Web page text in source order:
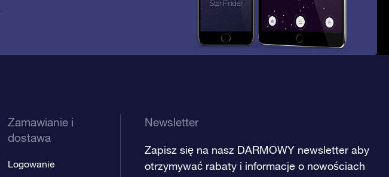
Zamawianie i
dostawa
Logowanie
Newsletter
Zapisz się na nasz DARMOWY newsletter aby
otrzymywać rabaty i informacje o nowościach